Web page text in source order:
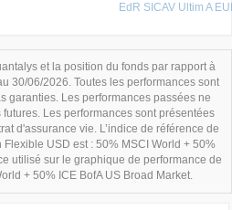
EdR SICAV Ultim A
et la position du fonds par rapport à
30/06/2026. Toutes les performances sont
garanties. Les performances passées ne
Les performances sont présentées
d'assurance vie. L’indice de référence de
USD est : 50% MSCI World + 50%
utilisé sur le graphique de performance de
+ 50% ICE BofA US Broad Market.